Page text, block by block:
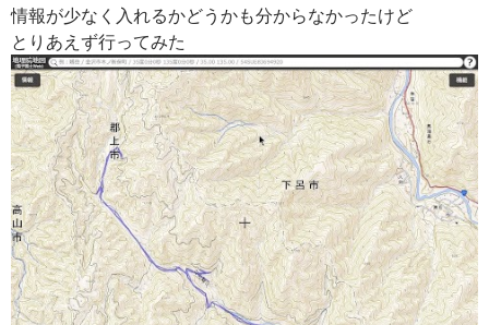
情報が少なく入れるかどうかも分からなかったけど
とりあえず行ってみた